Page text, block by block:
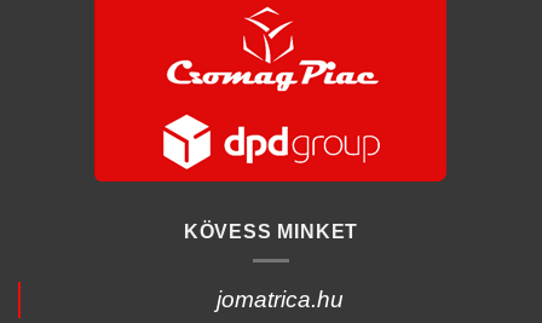
KÖVESS MINKET
jomatrica.hu